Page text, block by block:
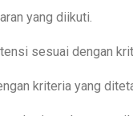
yang diikuti.
sesuai dengan
kriteria yang